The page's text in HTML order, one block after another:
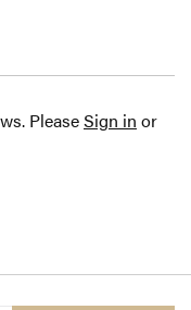
PleaseSign in or